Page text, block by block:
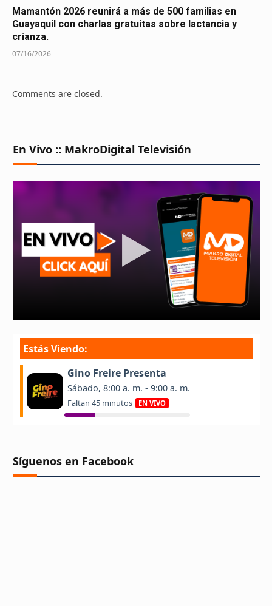
Mamantón 2026 reunirá a más de 500 familias en
Guayaquil con charlas gratuitas sobre lactancia y
crianza.
07/16/2026
Comments are closed.
En Vivo :: MakroDigital Televisión
Síguenos en Facebook